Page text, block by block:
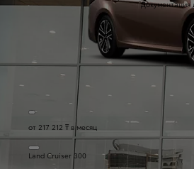
от 217 212 ₸ в месяц
Land Cruiser 300
Документация